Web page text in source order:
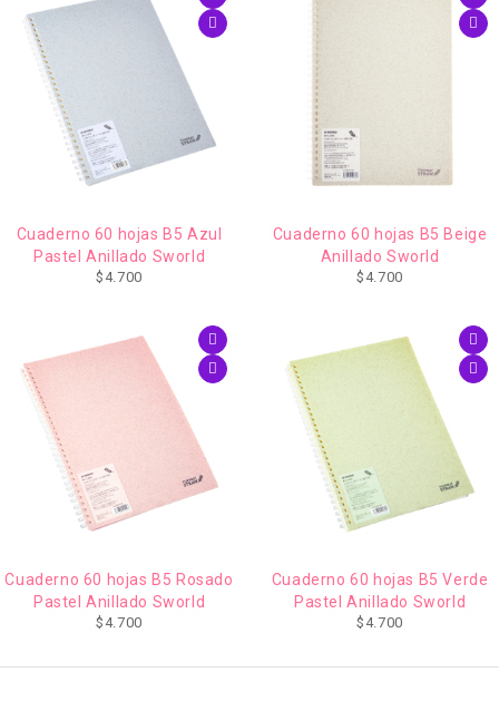
Cuaderno 60 hojas B5 Azul
Pastel Anillado Sworld
$ 4.700
Cuaderno 60 hojas B5 Beige
Anillado Sworld
$ 4.700
Cuaderno 60 hojas B5 Rosado
Pastel Anillado Sworld
$ 4.700
Cuaderno 60 hojas B5 Verde
Pastel Anillado Sworld
$ 4.700